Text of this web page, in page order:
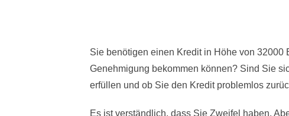
Sie benötigen einen Kredit in Höhe von
Genehmigung bekommen können? Sind Sie
erfüllen und ob Sie den Kredit problemlos
Es ist verständlich, dass Sie Zweifel haben.